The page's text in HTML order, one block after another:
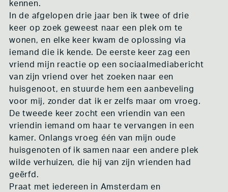
kennen.
In de afgelopen drie jaar ben ik twee of drie
keer op zoek geweest naar een plek om te
wonen, en elke keer kwam de oplossing via
iemand die ik kende. De eerste keer zag een
vriend mijn reactie op een sociaalmediabericht
van zijn vriend over het zoeken naar een
huisgenoot, en stuurde hem een aanbeveling
voor mij, zonder dat ik er zelfs maar om vroeg.
De tweede keer zocht een vriendin van een
vriendin iemand om haar te vervangen in een
kamer. Onlangs vroeg één van mijn oude
huisgenoten of ik samen naar een andere plek
wilde verhuizen, die hij van zijn vrienden had
geërfd.
Praat met iedereen in Amsterdam en